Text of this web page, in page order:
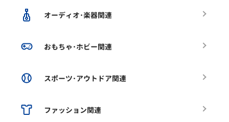
オーディオ･楽器関連
おもちゃ･ホビー関連
スポーツ･アウトドア関連
ファッション関連